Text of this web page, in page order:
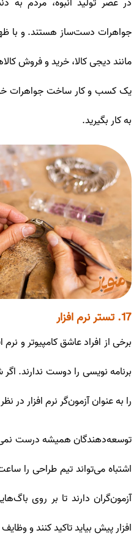
جواهرات دست‌ساز هستند. و با
مانند دیجی کالا، خرید و فروش
یک کسب و کار ساخت جواهرات
به کار بگیرید.
17. تستر نرم افزار
برخی از افراد عاشق کامپیوتر و
برنامه نویسی را دوست ندارند.
را به عنوان آزمون‌گر نرم افزار در
توسعه‌دهندگان همیشه درست
اشتباه می‌تواند تیم طراحی را
آزمون‌گران دارند تا بر روی
افزار پیش بیاید تاکید کنند و